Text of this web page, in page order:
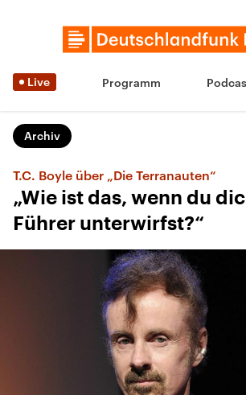
Live Programm
Archiv
T.C. Boyle über „Die Terranauten“
„Wie ist das, wenn du
Führer unterwirfst?“